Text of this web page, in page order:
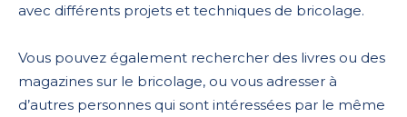
avec différents projets et techniques de bricolage.
Vous pouvez également rechercher des livres ou des
magazines sur le bricolage, ou vous adresser à
d’autres personnes qui sont intéressées par le même